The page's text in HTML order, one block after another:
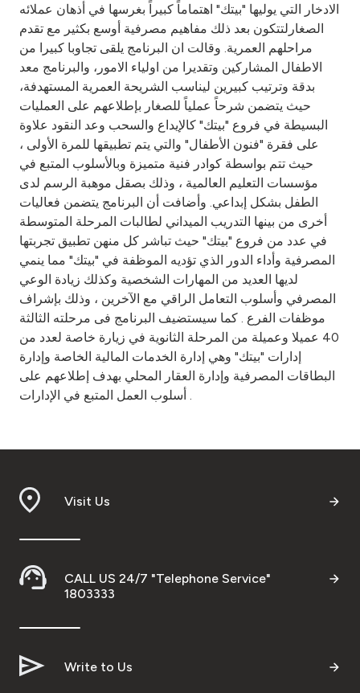
Egypt
UK
Kingdom of Bahrain
الادخار التي يوليها "بيتك" اهتماماً كبيراً بغرسها في أذهان عملائه
الصغارلتتكون بعد ذلك مفاهيم مصرفية أوسع بكثير مع تقدم
مراحلهم العمرية. وقالت ان البرنامج يلقى تجاوبا كبيرا من
الاطفال المشاركين وتقديرا من اولياء الامور، والبرنامج معد
بدقة وترتيب كبيرين ليناسب الشريحة العمرية المستهدفة،
حيث يتضمن شرحاً عملياً للصغار بإطلاعهم على العمليات
البسيطة في فروع "بيتك" كالإيداع والسحب وعد النقود علاوة
على فقرة "فنون الأطفال" والتي يتم تطبيقها للمرة الأولى ،
حيث تتم بواسطة كوادر فنية متميزة وبالأسلوب المتبع في
مؤسسات التعليم العالمية ، وذلك بصقل موهبة الرسم لدى
الطفل بشكل إبداعي. وأضافت أن البرنامج يتضمن فعاليات
أخرى من بينها التدريب الميداني لطالبات المرحلة المتوسطة
في عدد من فروع "بيتك" حيث تباشر كل منهن تطبيق تجربتها
المصرفية وأداء الدور الذي تؤديه الموظفة في "بيتك" مما ينمي
لديها العديد من المهارات الشخصية وكذلك زيادة الوعي
المصرفي وأسلوب التعامل الراقي مع الآخرين ، وذلك بإشراف
موظفات الفرع . كما سيستضيف البرنامج فى مرحلته الثالثة
40 عميلا وعميلة من المرحلة الثانوية في زيارة خاصة لعدد من
إدارات "بيتك" وهي إدارة الخدمات المالية الخاصة وإدارة
البطاقات المصرفية وإدارة العقار المحلي بهدف إطلاعهم على
أسلوب العمل المتبع في الإدارات .
Visit Us
CALL US 24/7 "Telephone Service"
1803333
Write to Us